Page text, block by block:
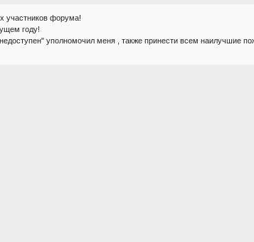
участников форума!
году!
уполномочил меня , также принести всем наилучшие